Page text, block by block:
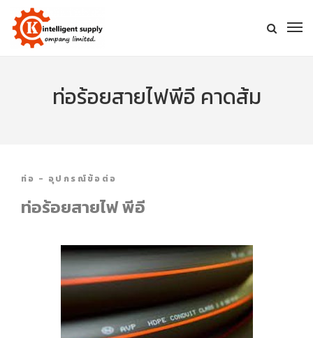
ท่อร้อยสายไฟพีอี คาดส้ม
ท่อ - อุปกรณ์ข้อต่อ
ท่อร้อยสายไฟ พีอี